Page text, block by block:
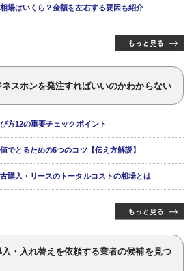
場はいくら？金額を左右する要因も紹介
スホンを発注すればいいのかわからない
方12の重要チェックポイント
でとるための5つのコツ【伝え方解説】
購入・リースのトータルコストの相場とは
・入れ替えを依頼する業者の候補を見つ